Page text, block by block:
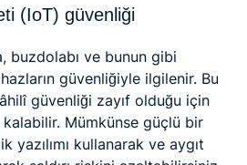
(IoT) güvenliği
buzdolabı ve bunun gibi
güvenliğiyle ilgilenir. Bu
güvenliği zayıf olduğu için
kalabilir. Mümkünse güçlü bir
yazılımı kullanarak ve aygıt